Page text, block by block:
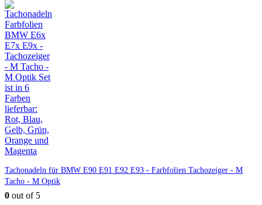
Produktseite
gewählt
werden
Produktseite
gewählt
werden
Tachonadeln für BMW E90 E91 E92 E93 - Farbfolien Tachozeiger - M
Tacho - M Optik
0 out of 5